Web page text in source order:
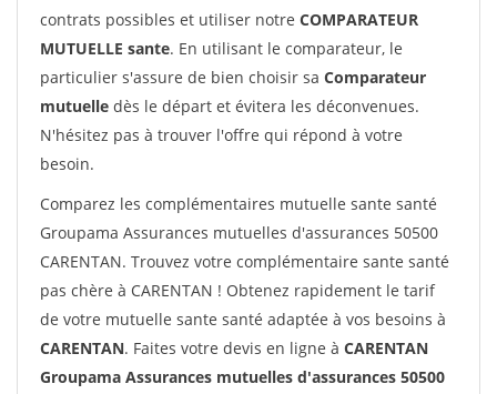
contrats possibles et utiliser notre COMPARATEUR
MUTUELLE sante. En utilisant le comparateur, le
particulier s'assure de bien choisir sa Comparateur
mutuelle dès le départ et évitera les déconvenues.
N'hésitez pas à trouver l'offre qui répond à votre
besoin.
Comparez les complémentaires mutuelle sante santé
Groupama Assurances mutuelles d'assurances 50500
CARENTAN. Trouvez votre complémentaire sante santé
pas chère à CARENTAN ! Obtenez rapidement le tarif
de votre mutuelle sante santé adaptée à vos besoins à
CARENTAN. Faites votre devis en ligne à CARENTAN
Groupama Assurances mutuelles d'assurances 50500